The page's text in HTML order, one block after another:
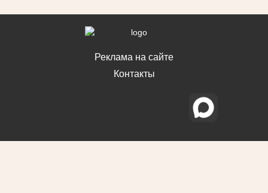
Реклама на сайте
Контакты